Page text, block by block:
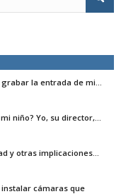
la entrada de mi...
niño? Yo, su director,...
y otras implicaciones...
instalar cámaras que